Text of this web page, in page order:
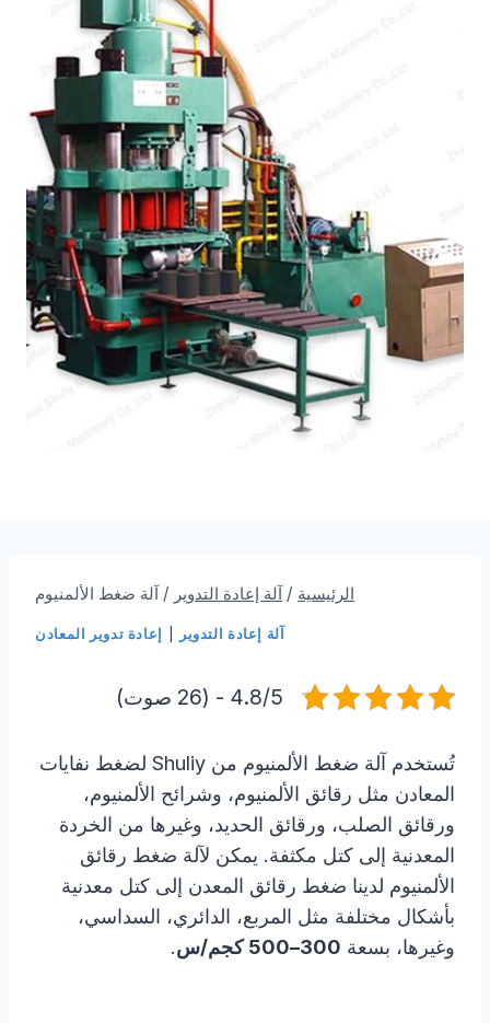
الرئيسية / آلة إعادة التدوير / آلة ضغط الألمنيوم
آلة إعادة التدوير إعادة تدوير المعادن
4.8/5 - (26 صوت)
تُستخدم آلة ضغط الألمنيوم من Shuliy لضغط نفايات
المعادن مثل رقائق الألمنيوم، وشرائح الألمنيوم،
ورقائق الصلب، ورقائق الحديد، وغيرها من الخردة
المعدنية إلى كتل مكثفة. يمكن لآلة ضغط رقائق
الألمنيوم لدينا ضغط رقائق المعدن إلى كتل معدنية
بأشكال مختلفة مثل المربع، الدائري، السداسي،
وغيرها، بسعة 300–500 كجم/س .